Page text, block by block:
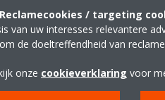
Reclamecookies / targeting
van uw interesses relevantere
de doeltreffendheid van
onze cookieverklaring voor